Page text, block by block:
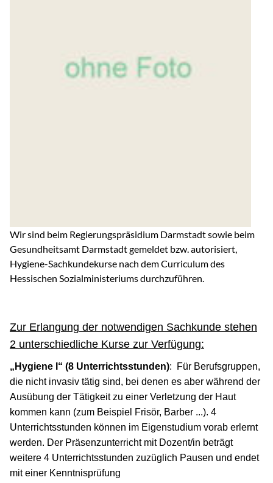
Wir sind beim Regierungspräsidium Darmstadt sowie beim
Gesundheitsamt Darmstadt gemeldet bzw. autorisiert,
Hygiene-Sachkundekurse nach dem Curriculum des
Hessischen Sozialministeriums durchzuführen.
Zur Erlangung der notwendigen Sachkunde stehen
2 unterschiedliche Kurse zur Verfügung:
„Hygiene I“ (8 Unterrichtsstunden): Für Berufsgruppen,
die nicht invasiv tätig sind, bei denen es aber während der
Ausübung der Tätigkeit zu einer Verletzung der Haut
kommen kann (zum Beispiel Frisör, Barber ...). 4
Unterrichtsstunden können im Eigenstudium vorab erlernt
werden. Der Präsenzunterricht mit Dozent/in beträgt
weitere 4 Unterrichtsstunden zuzüglich Pausen und endet
mit einer Kenntnisprüfung